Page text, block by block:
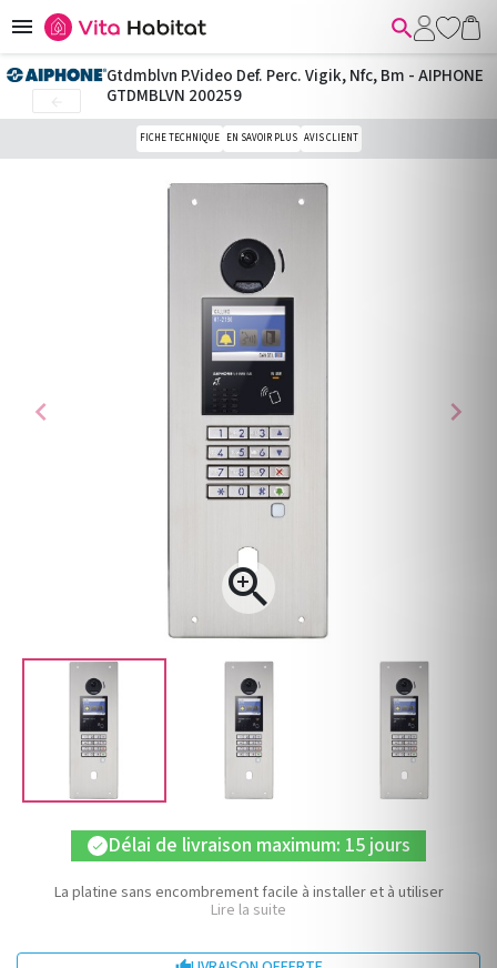
 
chevron_left

chevron_right
Gtdmblvn P.Video Def. Perc. Vigik, Nfc, Bm - AIPHONE
GTDMBLVN 200259
FICHE TECHNIQUE EN SAVOIR PLUS AVIS CLIENT
check Délai de livraison maximum: 15 jours
La platine sans encombrement facile à installer et à utiliser
Lire la suite